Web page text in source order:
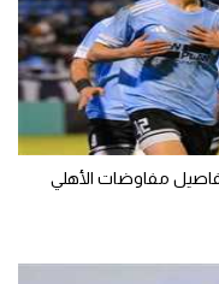
مفاوضات الأهلي